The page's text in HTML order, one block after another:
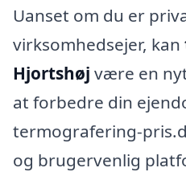
Uanset om du er
virksomhedsejer, kan
Hjortshøj være en
at forbedre din
termografering-
og brugervenlig